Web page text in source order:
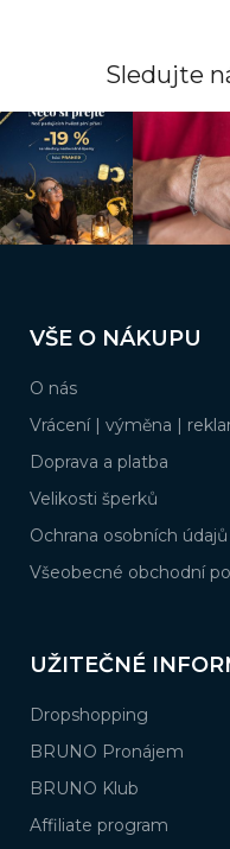
Sledujte
pVŠE O NÁKUPU
O nás
Vrácení | výměna |
Doprava a platba
Velikosti šperků
Ochrana osobních údajů
Všeobecné obchodní
UŽITEČNÉ
Dropshopping
BRUNO Pronájem
BRUNO Klub
Affiliate program